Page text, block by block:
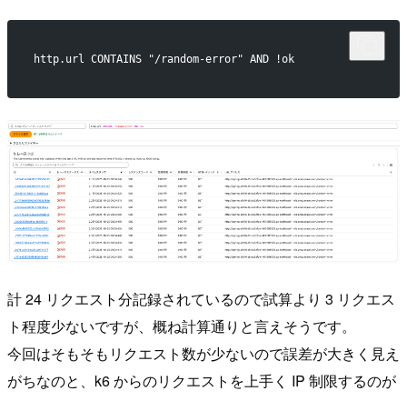
http.url CONTAINS "/random-error" AND !ok
計 24 リクエスト分記録されているので試算より 3 リクエス
ト程度少ないですが、概ね計算通りと言えそうです。
今回はそもそもリクエスト数が少ないので誤差が大きく見え
がちなのと、k6 からのリクエストを上手く IP 制限するのが